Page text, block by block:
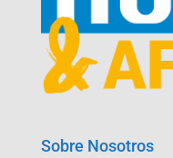
Sobre Nosotros